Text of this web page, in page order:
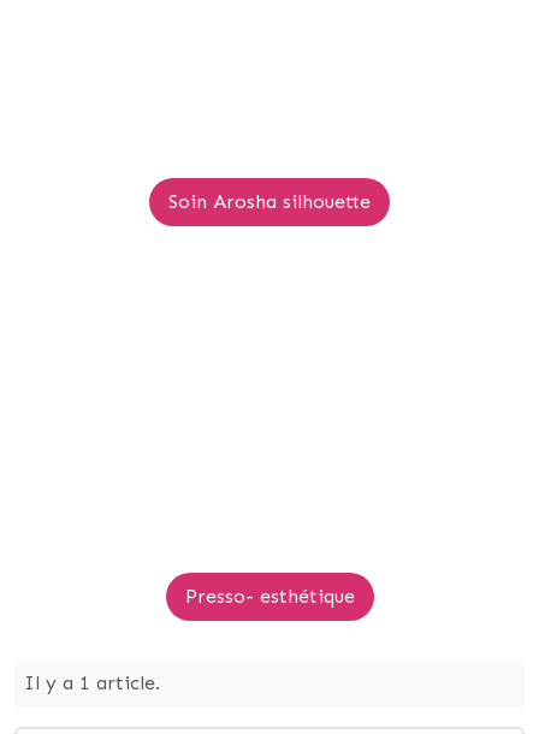
Soin Arosha silhouette
Presso- esthétique
Il y a 1 article.